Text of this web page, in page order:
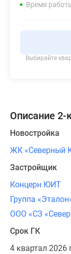
Время
Выбирайте
Описание 2-
Новостройка
ЖК «Северный
Застройщик
Концерн ЮИТ
Группа
ООО «СЗ
Срок ГК
4 квартал 2026